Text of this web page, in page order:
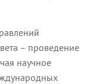
– проведение
научное